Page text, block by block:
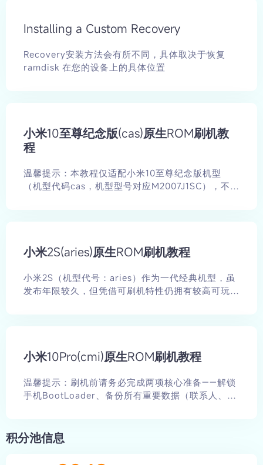
Installing a Custom Recovery
Recovery安装方法会有所不同，具体取决于恢复
ramdisk 在您的设备上的具体位置
小米10至尊纪念版(cas)原生ROM刷机教
程
温馨提示：本教程仅适配小米10至尊纪念版机型
（机型代码cas，机型型号对应M2007J1SC），不适
手机BootLoader、备份所有重要数据（联系人、照
中途断电导致变砖。教程全程采用适配cas机型的第
三方Recovery卡刷方式，所有原生ROM资源、
操作后果由用户自行承担。
小米2S(aries)原生ROM刷机教程
小米2S（机型代号：aries）作为一代经典机型，虽
发布年限较久，但凭借可刷机特性仍拥有较高可玩
ROM资源获取方式，全程步骤清晰，新手可跟随操
小米10Pro(cmi)原生ROM刷机教程
温馨提示：刷机前请务必完成两项核心准备——解锁
手机BootLoader、备份所有重要数据（联系人、照
10Pro（机型代码cmi）的第三方Recovery卡刷方
式，所有原生ROM资源均来自FiimeROM官网（专
积分池信息